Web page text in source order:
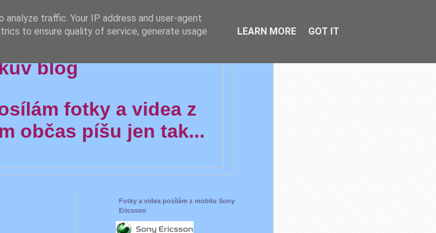
blog
fotky a videa z
občas píšu jen tak...
Fotky a videa posílám z mobilu Sony
Ericsson
traffic. Your IP address and user-agent
to ensure quality of service, generate usage
LEARN MORE GOT IT